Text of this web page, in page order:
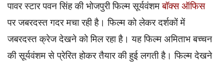
पावर स्टार पवन सिंह की भोजपुरी फिल्म सूर्यवंशमबॉक्स ऑफिस
पर जबरदस्त गदर मचा रही है। फिल्म को लेकर दर्शकों में
जबरदस्त क्रेज देखने को मिल रहा है। यह फिल्म अमिताभ बच्चन
की सूर्यवंशम से प्रेरित होकर तैयार की हुई लगती है। फिल्म देखने